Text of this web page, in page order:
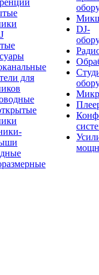
для
DJ-